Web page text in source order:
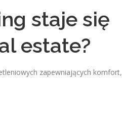
staje się
estate?
zapewniających komfort,